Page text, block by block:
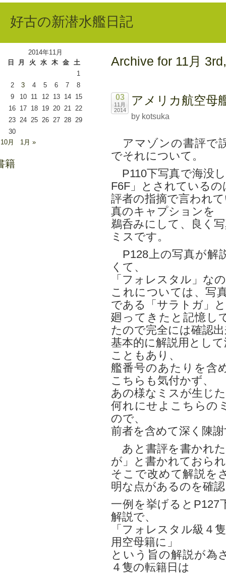
好古の新潜水艦日記
Archive for 11月
03
11月
2014
アメリカ航空母
by kotsuka
アマゾンの書評で
でそれについて。
P110下写真で海没
F6F」とされているの
評者の指摘で言われ
真のキャプションを
鵜呑みにして、良く
ミスです。
P128上の写真が解
くて、
「フォレスタル」な
これについては、写
である「サラトガ」
廻ってきたと記憶し
たので完全には確認
基本的に解説用とし
こともあり、
艦番号のあたりを含
こちらも気付かず、
あの様なミスが生じ
何れにせよこちらの
ので、
前者を含めて深く陳
あと書評を書かれ
が」と書かれておら
そこで改めて解説を
明な点があるのを確
一例を挙げるとP127
解説で、
「フォレスタル級４
用空母籍に」
という旨の解説が為
４隻の転籍日は
2014年11月
日
月 火 水 木 金
土
1
2
3 4 5 6 7
8
9
10 11 12 13 14
15
16 17 18 19 20 21 22
23 24 25 26 27 28 29
30
月
1月 »
籍